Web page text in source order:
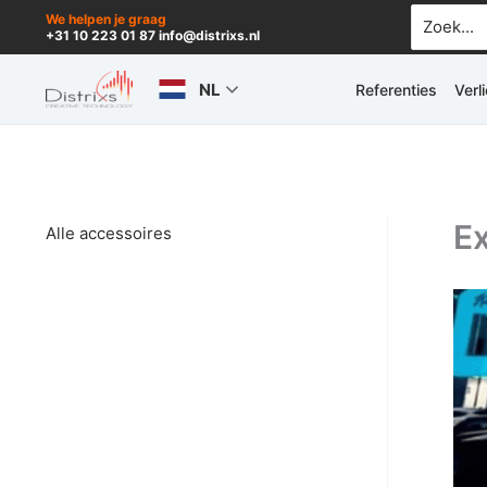
inhoud
We helpen je graag
+31 10 223 01 87 info@distrixs.nl
Zoek
naar:
NL Referenties
Alle accessoires